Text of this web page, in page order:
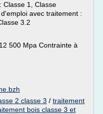
Classe 1, Classe
avec traitement :
3.2
500 Mpa Contrainte à
2 classe 3 / traitement
bois classe 3 et